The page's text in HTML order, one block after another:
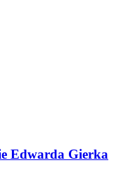
Edwarda Gierka